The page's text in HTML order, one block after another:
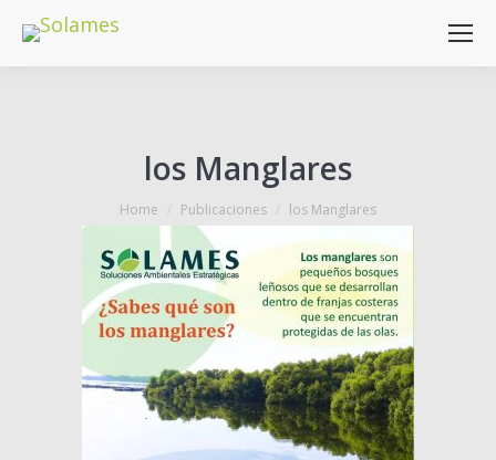
los Manglares
You are here:
Home Publicaciones los Manglares